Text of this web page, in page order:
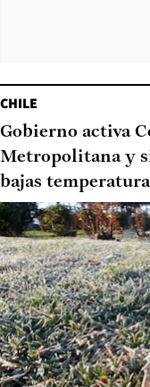
CHILE
Gobierno activa
Metropolitana y
bajas